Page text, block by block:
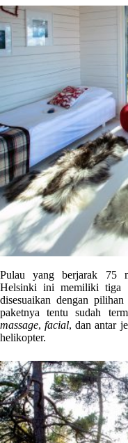
Pulau yang berjarak 75
Helsinki ini memiliki tiga
disesuaikan dengan
paketnya tentu sudah
massage,facial, dan antar
helikopter.